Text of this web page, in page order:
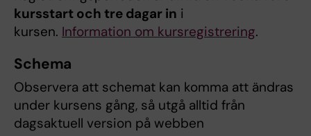
kursstart och tre dagar in i
kursen. Information om kursregistrering.
Schema
Observera att schemat kan komma att ändras
under kursens gång, så utgå alltid från
dagsaktuell version på webben